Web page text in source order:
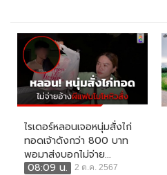
ไรเดอร์หลอนเจอหนุ่มสั่งไก่
ทอดเจ้าดังกว่า 800 บาท
พอมาส่งบอกไม่จ่าย...
08:09 น.
2 ต.ค. 2567